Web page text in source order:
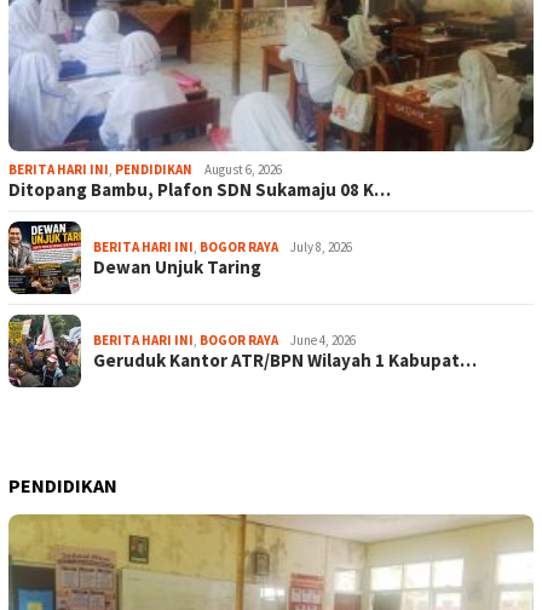
BERITA HARI INI, PENDIDIKAN August 6, 2026
Ditopang Bambu, Plafon SDN Sukamaju 08 K…
BERITA HARI INI, BOGOR RAYA July 8, 2026
Dewan Unjuk Taring
BERITA HARI INI, BOGOR RAYA June 4, 2026
Geruduk Kantor ATR/BPN Wilayah 1 Kabupat…
PENDIDIKAN